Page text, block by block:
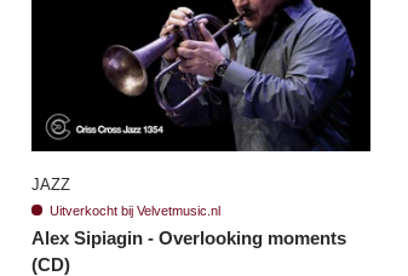
JAZZ
Uitverkocht bij Velvetmusic.nl
Alex Sipiagin - Overlooking moments
(CD)